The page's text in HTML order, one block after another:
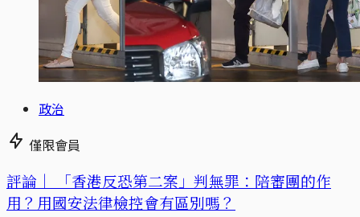
政治
僅限會員
評論｜
「香港反恐第二案」判無罪：陪審團的作
用？用國安法律檢控會有區別嗎？